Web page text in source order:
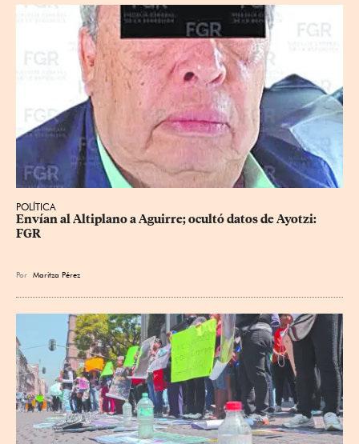
POLÍTICA
Envían al Altiplano a Aguirre; ocultó datos de Ayotzi:
FGR
Por Maritza Pérez